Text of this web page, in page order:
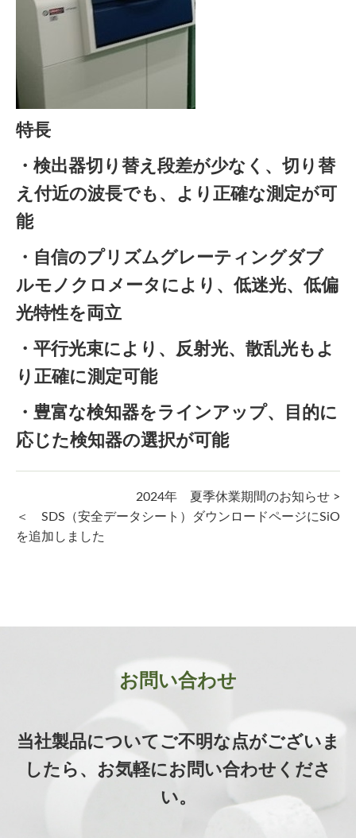
特長
・検出器切り替え段差が少なく、切り替
え付近の波長でも、より正確な測定が可
能
・自信のプリズムグレーティングダブ
ルモノクロメータにより、低迷光、低偏
光特性を両立
・平行光束により、反射光、散乱光もよ
り正確に測定可能
・豊富な検知器をラインアップ、目的に
応じた検知器の選択が可能
2024年 夏季休業期間のお知らせ >
＜ SDS（安全データシート）ダウンロードページにSiO
を追加しました
お問い合わせ
当社製品についてご不明な点がございま
したら、お気軽にお問い合わせくださ
い。